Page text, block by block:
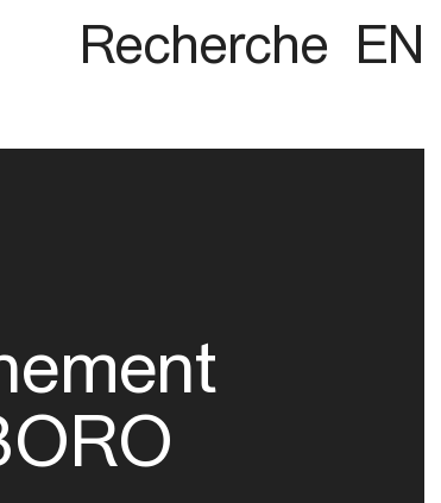
Recherche EN